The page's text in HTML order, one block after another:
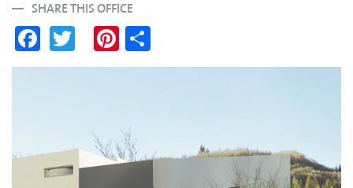
SHARE THIS OFFICE
Fa
ce wi
Pi
nt
t
ha